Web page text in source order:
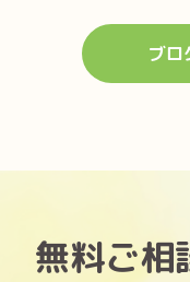
ブロ
無料ご相